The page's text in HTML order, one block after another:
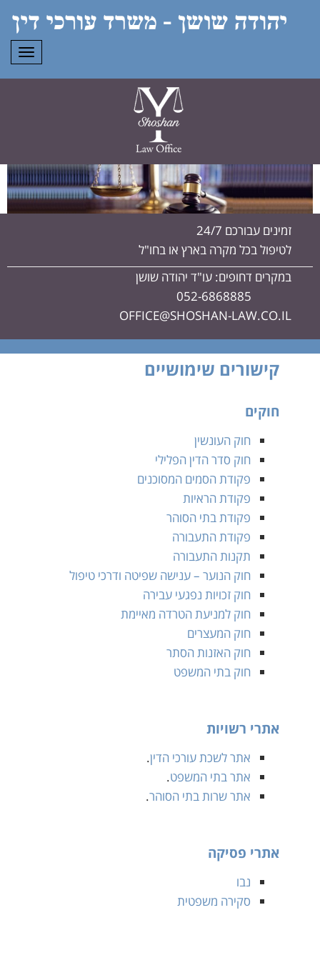
זמינים עבורכם 24/7
לטיפול בכל מקרה בארץ או בחו"ל
במקרים דחופים: עו"ד יהודה שושן
OFFICE@SHOSHAN-LAW.CO.IL
קישורים שימושיים
חוקים
חוק העונשין
חוק סדר הדין הפלילי
פקודת הסמים המסוכנים
פקודת הראיות
פקודת בתי הסוהר
פקודת התעבורה
תקנות התעבורה
חוק הנוער – ענישה שפיטה ודרכי טיפול
חוק זכויות נפגעי עבירה
חוק למניעת הטרדה מאיימת
חוק המעצרים
חוק האזנות הסתר
חוק בתי המשפט
אתרי רשויות
אתר לשכת עורכי הדין.
אתר בתי המשפט.
אתר שרות בתי הסוהר.
אתרי פסיקה
נבו
סקירה משפטית